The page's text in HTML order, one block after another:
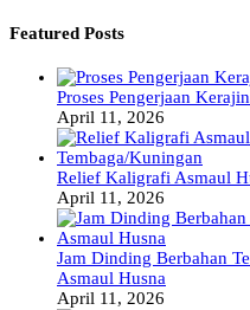
Featured Posts
Proses Pengerjaan
April 11, 2026
Relief Kaligrafi Asmaul
April 11, 2026
Jam Dinding Berbahan
Asmaul Husna
April 11, 2026